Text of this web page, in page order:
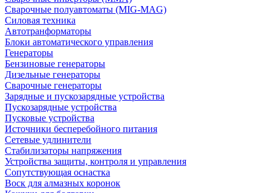
Сварочные полуавтоматы (MIG-MAG)
Силовая техника
Автотранформаторы
Блоки автоматического управления
Генераторы
Бензиновые генераторы
Дизельные генераторы
Сварочные генераторы
Зарядные и пускозарядные устройства
Пускозарядные устройства
Пусковые устройства
Источники бесперебойного питания
Сетевые удлинители
Стабилизаторы напряжения
Устройства защиты, контроля и управления
Сопутствующая оснастка
Воск для алмазных коронок